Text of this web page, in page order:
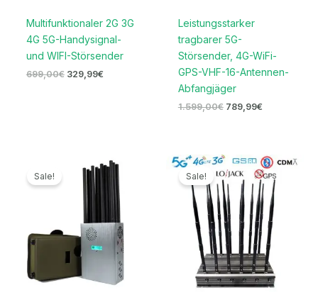
Multifunktionaler 2G 3G
4G 5G-Handysignal-
und WIFI-Störsender
699,00€ 329,99€
Leistungsstarker
tragbarer 5G-
Störsender, 4G-WiFi-
GPS-VHF-16-Antennen-
Abfangjäger
1.599,00€ 789,99€
Sale!
Ursprünglicher
Preis
war:
1.399,00€
Aktueller
Preis
ist:
699,99€.
Sale!
Preisspanne:
679,99€
bis
699,99€